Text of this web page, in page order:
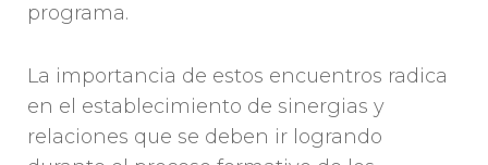
programa.
La importancia de estos encuentros radica
en el establecimiento de sinergias y
relaciones que se deben ir logrando